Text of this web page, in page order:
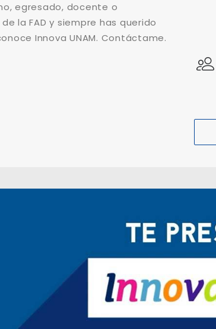
egresado, docente o
la FAD y siempre has querido
Innova UNAM. Contáctame.